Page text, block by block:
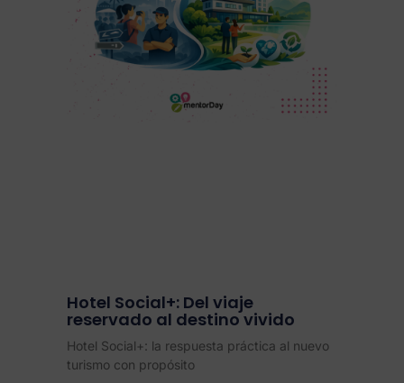
Hotel Social+: Del viaje
reservado al destino vivido
Hotel Social+: la respuesta práctica al nuevo
turismo con propósito